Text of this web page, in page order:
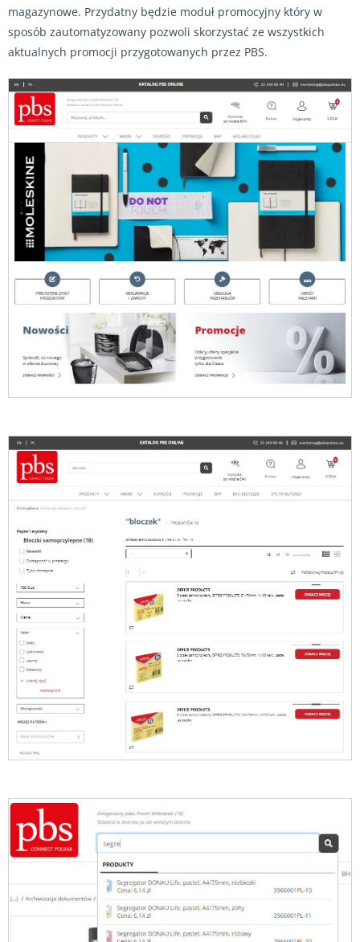
magazynowe. Przydatny będzie moduł promocyjny który w
sposób zautomatyzowany pozwoli skorzystać ze wszystkich
aktualnych promocji przygotowanych przez PBS.